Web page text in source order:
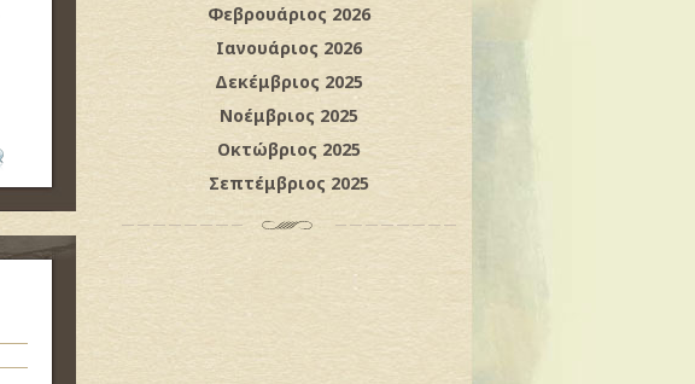
Φεβρουάριος 2026
Ιανουάριος 2026
Δεκέμβριος 2025
Νοέμβριος 2025
Οκτώβριος 2025
Σεπτέμβριος 2025